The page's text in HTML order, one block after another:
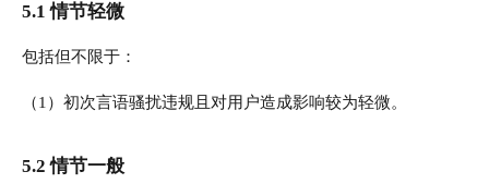
5.1 情节轻微
包括但不限于：
（1）初次言语骚扰违规且对用户造成影响较为轻微。
5.2 情节一般